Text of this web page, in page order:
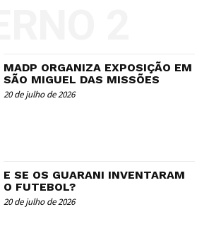
2
MADP ORGANIZA EXPOSIÇÃO EM
SÃO MIGUEL DAS MISSÕES
20 de julho de 2026
E SE OS GUARANI INVENTARAM
O FUTEBOL?
20 de julho de 2026